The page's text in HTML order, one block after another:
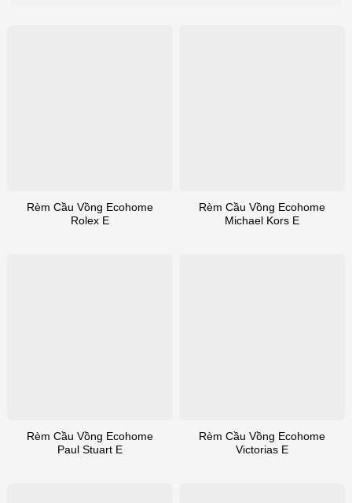
Rèm Cầu Vồng Ecohome
Rolex E
Rèm Cầu Vồng Ecohome
Michael Kors E
Rèm Cầu Vồng Ecohome
Paul Stuart E
Rèm Cầu Vồng Ecohome
Victorias E